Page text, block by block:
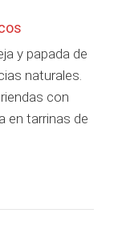
y papada de
naturales.
con
en tarrinas de